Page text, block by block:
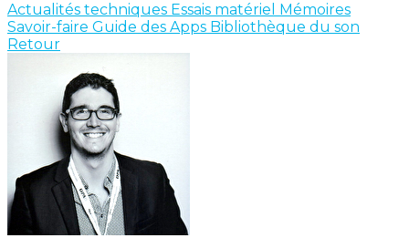
Actualités techniques Essais matériel Mémoires
Savoir-faire Guide des Apps Bibliothèque du son
Retour